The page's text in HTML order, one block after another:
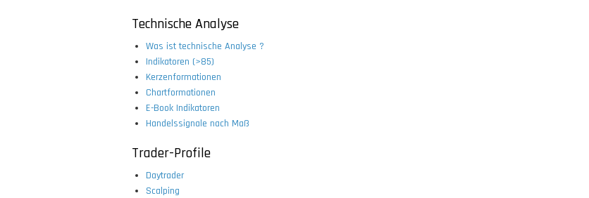
Technische Analyse
Was ist technische Analyse ?
Indikatoren (>85)
Kerzenformationen
Chartformationen
E-Book Indikatoren
Handelssignale nach Maß
Trader-Profile
Daytrader
Scalping